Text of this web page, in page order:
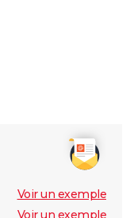
Voir un exemple
Voir un exemple